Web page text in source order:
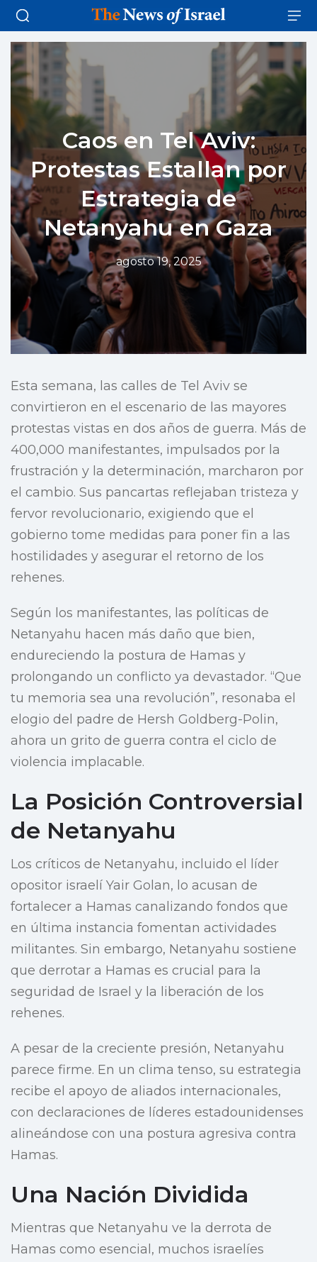
Caos en Tel Aviv:
Protestas Estallan por
Estrategia de
Netanyahu en Gaza
agosto 19, 2025
Esta semana, las calles de Tel Aviv se
convirtieron en el escenario de las mayores
protestas vistas en dos años de guerra. Más de
400,000 manifestantes, impulsados por la
frustración y la determinación, marcharon por
el cambio. Sus pancartas reflejaban tristeza y
fervor revolucionario, exigiendo que el
gobierno tome medidas para poner fin a las
hostilidades y asegurar el retorno de los
rehenes.
Según los manifestantes, las políticas de
Netanyahu hacen más daño que bien,
endureciendo la postura de Hamas y
prolongando un conflicto ya devastador. “Que
tu memoria sea una revolución”, resonaba el
elogio del padre de Hersh Goldberg-Polin,
ahora un grito de guerra contra el ciclo de
violencia implacable.
La Posición Controversial
de Netanyahu
Los críticos de Netanyahu, incluido el líder
opositor israelí Yair Golan, lo acusan de
fortalecer a Hamas canalizando fondos que
en última instancia fomentan actividades
militantes. Sin embargo, Netanyahu sostiene
que derrotar a Hamas es crucial para la
seguridad de Israel y la liberación de los
rehenes.
A pesar de la creciente presión, Netanyahu
parece firme. En un clima tenso, su estrategia
recibe el apoyo de aliados internacionales,
con declaraciones de líderes estadounidenses
alineándose con una postura agresiva contra
Hamas.
Una Nación Dividida
Mientras que Netanyahu ve la derrota de
Hamas como esencial, muchos israelíes